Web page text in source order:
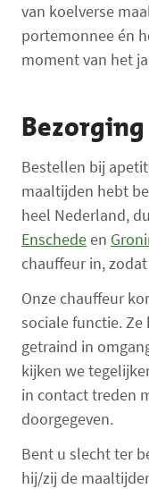
van koelverse
portemonnee én
moment van het
Bestellen bij
maaltijden hebt
heel Nederland,
Enschedeen
chauffeur in,
Onze chauffeur
sociale functie. Ze
getraind in
kijken we
in contact treden
doorgegeven.
Bent u slecht ter
hij/zij de